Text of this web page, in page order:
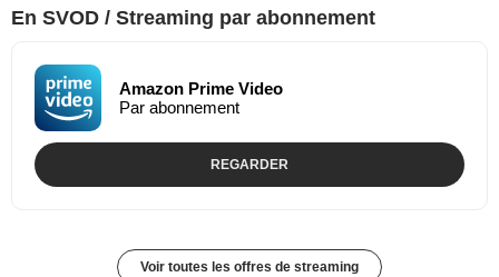
En SVOD / Streaming par abonnement
Amazon Prime Video
Par abonnement
REGARDER
Voir toutes les offres de streaming